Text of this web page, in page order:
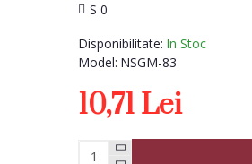
Disponibilitate: In Stoc
Model: NSGM-83
S 0
10,71 Lei